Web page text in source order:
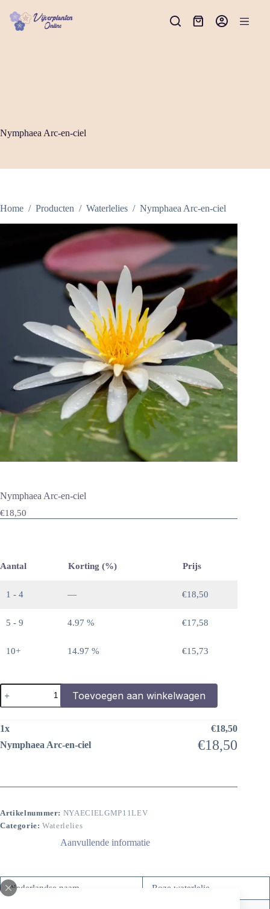
naar
Winkelwagen
Nymphaea Arc-en-ciel
Home / Producten / Waterlelies / Nymphaea Arc-en-ciel
Nymphaea Arc-en-ciel
€18,50
Aantal Korting (%) Prijs
1 - 4 — €18,50
5 - 9 4.97 % €17,58
10+ 14.97 % €15,73
Nymphaea
Arc-
en-
aantal
Toevoegen aan winkelwagen
1x €18,50
Nymphaea Arc-en-ciel
€18,50
Artikelnummer: NYAECIELGMP11LEV
Categorie:Waterlelies
Aanvullende informatie
Nederlandse naam Roze waterlelie